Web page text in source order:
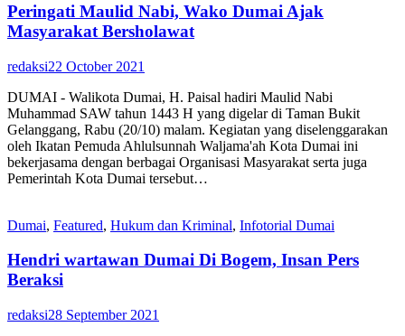
Peringati Maulid Nabi, Wako Dumai Ajak
Masyarakat Bersholawat
redaksi22 October 2021
DUMAI - Walikota Dumai, H. Paisal hadiri Maulid Nabi
Muhammad SAW tahun 1443 H yang digelar di Taman Bukit
Gelanggang, Rabu (20/10) malam. Kegiatan yang diselenggarakan
oleh Ikatan Pemuda Ahlulsunnah Waljama'ah Kota Dumai ini
bekerjasama dengan berbagai Organisasi Masyarakat serta juga
Pemerintah Kota Dumai tersebut…
Dumai, Featured, Hukum dan Kriminal, Infotorial Dumai
Hendri wartawan Dumai Di Bogem, Insan Pers
Beraksi
redaksi28 September 2021